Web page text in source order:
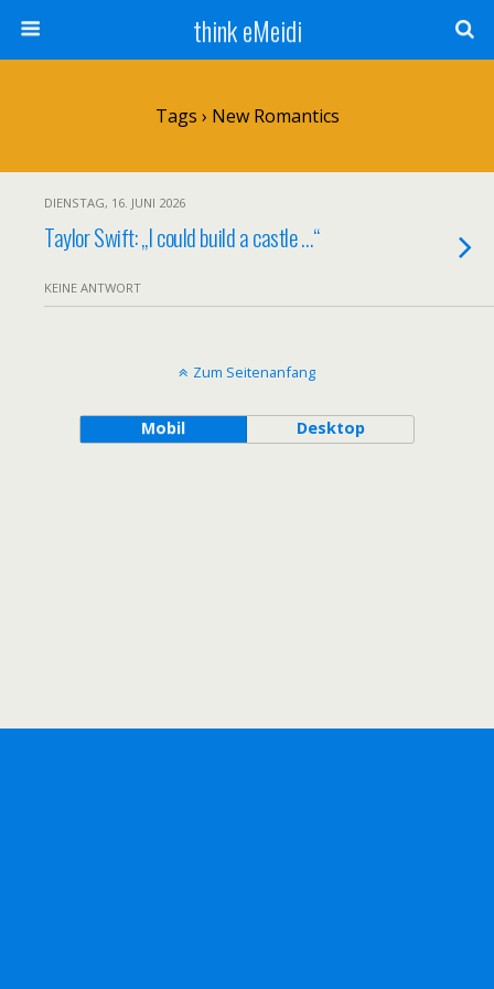
think eMeidi
Tags › New Romantics
DIENSTAG, 16. JUNI 2026
Taylor Swift: „I could build a castle …“
KEINE ANTWORT
Zum Seitenanfang
Mobil Desktop